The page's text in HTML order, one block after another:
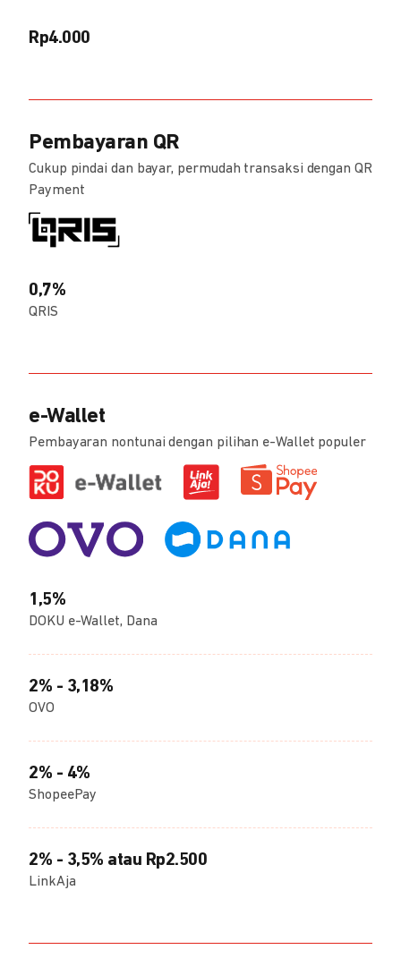
Rp4.000
Pembayaran QR
Cukup pindai dan bayar, permudah transaksi dengan QR
Payment
0,7%
QRIS
e-Wallet
Pembayaran nontunai dengan pilihan e-Wallet populer
1,5%
DOKU e-Wallet, Dana
2% - 3,18%
OVO
2% - 4%
ShopeePay
2% - 3,5% atau Rp2.500
LinkAja